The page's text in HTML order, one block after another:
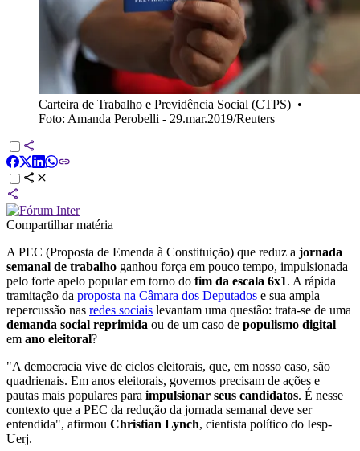
Carteira de Trabalho e Previdência Social (CTPS) •
Foto: Amanda Perobelli - 29.mar.2019/Reuters
Compartilhar matéria
A PEC (Proposta de Emenda à Constituição) que reduz a jornada
semanal de trabalho ganhou força em pouco tempo, impulsionada
pelo forte apelo popular em torno do fim da escala 6x1. A rápida
tramitação da proposta na Câmara dos Deputados e sua ampla
repercussão nas redes sociais levantam uma questão: trata-se de uma
demanda social reprimida ou de um caso de populismo digital
em ano eleitoral?
"A democracia vive de ciclos eleitorais, que, em nosso caso, são
quadrienais. Em anos eleitorais, governos precisam de ações e
pautas mais populares para impulsionar seus candidatos. É nesse
contexto que a PEC da redução da jornada semanal deve ser
entendida", afirmou Christian Lynch, cientista político do Iesp-
Uerj.